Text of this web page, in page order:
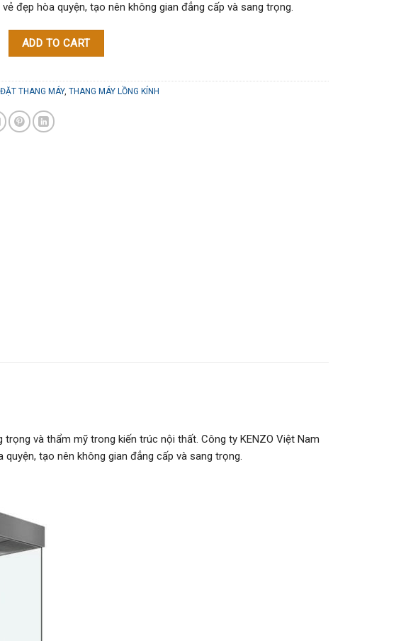
đẹp hòa quyện, tạo nên không gian đẳng cấp và sang trọng.
Kính quantity
ADD TO CART
THANG MÁY, THANG MÁY LỒNG KÍNH
và thẩm mỹ trong kiến trúc nội thất. Công ty KENZO Việt Nam
tạo nên không gian đẳng cấp và sang trọng.